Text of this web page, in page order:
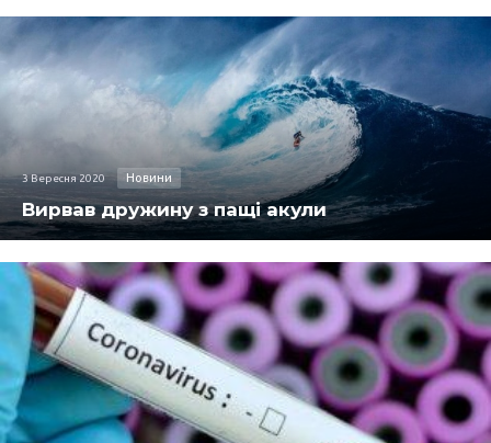
3 Вересня 2020 Новини
Вирвав дружину з пащі акули